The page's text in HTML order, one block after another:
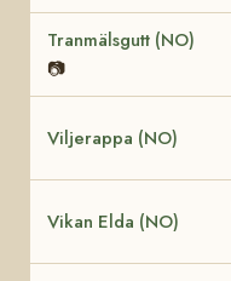
Tranmälsgutt (NO)
📷
Viljerappa (NO)
Vikan Elda (NO)